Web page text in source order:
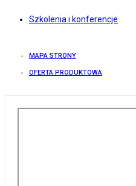
Szkolenia i konferencje
MAPA STRONY
OFERTA PRODUKTOWA